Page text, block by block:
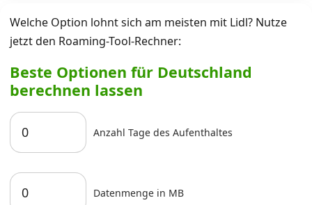
Welche Option lohnt sich am meisten mit Lidl? Nutze
jetzt den Roaming-Tool-Rechner:
Beste Optionen für Deutschland
berechnen lassen
Anzahl Tage des Aufenthaltes
Datenmenge in MB